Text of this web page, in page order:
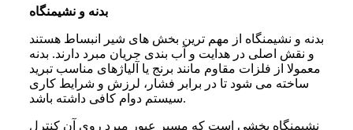
بدنه و نشیمنگاه
بدنه و نشیمنگاه از مهم ترین بخش های شیر انبساط هستند
و نقش اصلی در هدایت و آب بندی جریان مبرد دارند. بدنه
معمولا از فلزات مقاوم مانند برنج یا آلیاژهای مناسب تبرید
ساخته می شود تا در برابر فشار، لرزش و شرایط کاری
سیستم دوام کافی داشته باشد.
نشیمنگاه بخشی است که مسیر عبور مبرد روی آن کنترل